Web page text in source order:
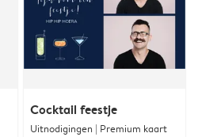
Cocktail feestje
Uitnodigingen | Premium kaart